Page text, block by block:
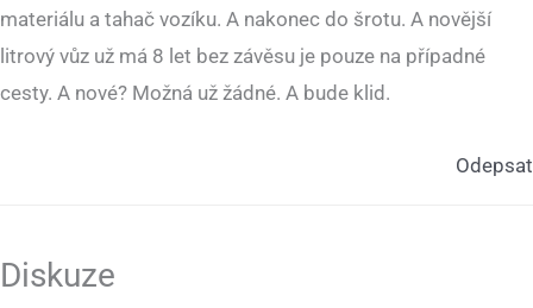
materiálu a tahač vozíku. A nakonec do šrotu. A novější
litrový vůz už má 8 let bez závěsu je pouze na případné
cesty. A nové? Možná už žádné. A bude klid.
Odepsat
Diskuze